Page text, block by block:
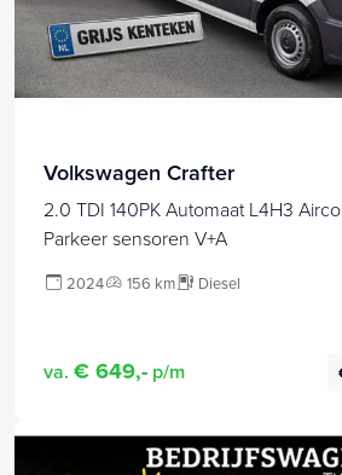
Volkswagen Crafter
2.0 TDI 140PK Automaat L4H3
Parkeer sensoren V+A
2024 156 km Diesel
va. € 649,- p/m